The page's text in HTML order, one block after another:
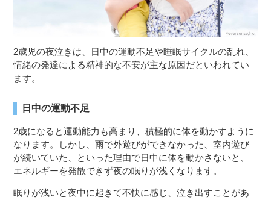
2歳児の夜泣きは、日中の運動不足や睡眠サイクルの乱れ、
情緒の発達による精神的な不安が主な原因だといわれてい
ます。
日中の運動不足
2歳になると運動能力も高まり、積極的に体を動かすように
なります。しかし、雨で外遊びができなかった、室内遊び
が続いていた、といった理由で日中に体を動かさないと、
エネルギーを発散できず夜の眠りが浅くなります。
眠りが浅いと夜中に起きて不快に感じ、泣き出すことがあ